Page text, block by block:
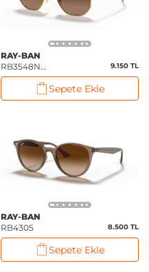
RAY-BAN
RB3548N
Hexagonal Flat
9.150 TL
Sepete Ekle
RAY-BAN
RB4305
8.500 TL
Sepete Ekle